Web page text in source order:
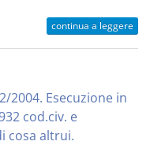
continua a leggere
2004. Esecuzione in
cod.civ. e
cosa altrui.